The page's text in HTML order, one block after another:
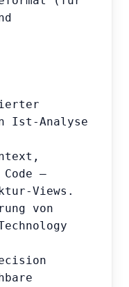
Ist-Analyse
–
Views.
von